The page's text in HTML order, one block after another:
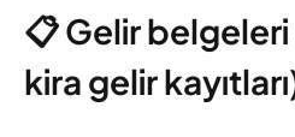
📋 Gelir
kira gelir